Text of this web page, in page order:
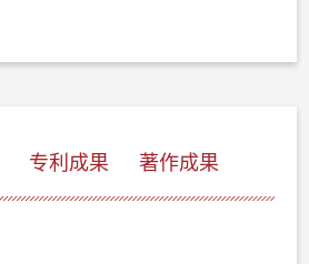
专利成果 著作成果